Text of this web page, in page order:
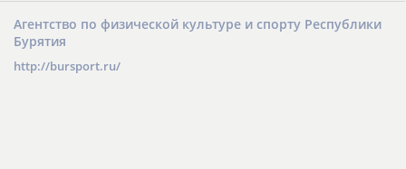
Агентство по физической культуре и спорту Республики
Бурятия
http://bursport.ru/